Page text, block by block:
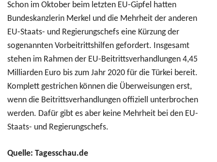
Schon im Oktober beim letzten EU-Gipfel hatten
Bundeskanzlerin Merkel und die Mehrheit der anderen
EU-Staats- und Regierungschefs eine Kürzung der
sogenannten Vorbeitrittshilfen gefordert. Insgesamt
stehen im Rahmen der EU-Beitrittsverhandlungen 4,45
Milliarden Euro bis zum Jahr 2020 für die Türkei bereit.
Komplett gestrichen können die Überweisungen erst,
wenn die Beitrittsverhandlungen offiziell unterbrochen
werden. Dafür gibt es aber keine Mehrheit bei den EU-
Staats- und Regierungschefs.
Quelle: Tagesschau.de